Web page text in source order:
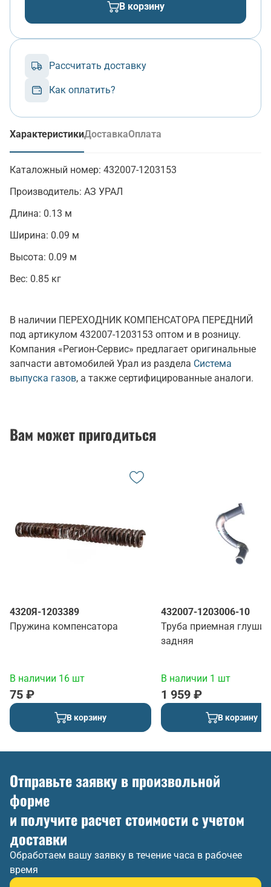
В корзину
Рассчитать доставку
Как оплатить?
Характеристики
(активная вкладка)
ДоставкаОплата
Каталожный номер: 432007-1203153
Производитель: АЗ УРАЛ
Длина: 0.13 м
Ширина: 0.09 м
Высота: 0.09 м
Вес: 0.85 кг
В наличии ПЕРЕХОДНИК КОМПЕНСАТОРА ПЕРЕДНИЙ
под артикулом 432007-1203153 оптом и в розницу.
Компания «Регион-Сервис» предлагает оригинальные
запчасти автомобилей Урал из раздела Система
выпуска газов, а также сертифицированные аналоги.
Вам может пригодиться
4320Я-1203389
Пружина компенсатора
В наличии 16 шт
75 ₽
В корзину
432007-1203006-10
Труба приемная
задняя
В наличии 1 шт
1 959 ₽
В корзину
Отправьте заявку в произвольной
форме
и получите расчет стоимости с учетом
доставки
Обработаем вашу заявку в течение часа в рабочее
время